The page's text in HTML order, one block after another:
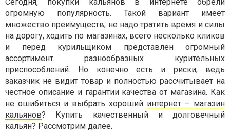
Сегодня, покупки кальянов в интернете обрели
огромную популярность. Такой вариант имеет
множество преимуществ, не надо тратить время и силы
на дорогу, ходить по магазинах, всего несколько кликов
и перед курильщиком представлен огромный
ассортимент разнообразных курительных
приспособлений. Но конечно есть и риски, ведь
заказчик не видит товар и полностью рассчитывает на
честное описание и гарантии качества от магазина. Как
не ошибиться и выбрать хороший интернет – магазин
кальянов? Купить качественный и долговечный
кальян? Рассмотрим далее.